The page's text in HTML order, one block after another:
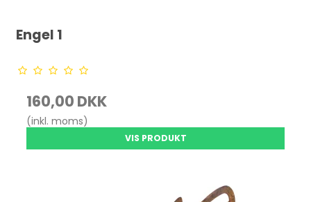
Engel 1
160,00 DKK
(inkl. moms)
VIS PRODUKT